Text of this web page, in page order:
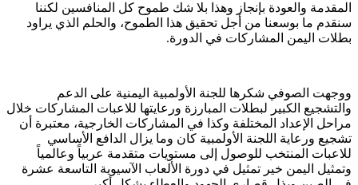
المقدمة والعودة بإنجاز وهذا بلا شك طموح كل المنافسين لكننا
سنقدم ما بوسعنا من أجل تحقيق هذا الطموح، والحلم الذي يراود
بطلات اليمن المشاركات في الدورة.
ووجهت الصوفي شكرها للجنة الأولمبية اليمنية على الدعم
والتشجيع الكبير لبطلات المبارزة ورعايتها للاعبات المشاركات خلال
مراحل الإعداد المختلفة وكذا في المشاركات الخارجية، معتبرة أن
تشجيع ورعاية اللجنة الأولمبية كان وما يزال الدافع الأساسي
للاعبات المنتخب للوصول إلى مستويات متقدمة عربياً وعالمياً
وتمثيل اليمن خير تمثيل في دورة الألعاب الآسيوية التاسعة عشرة